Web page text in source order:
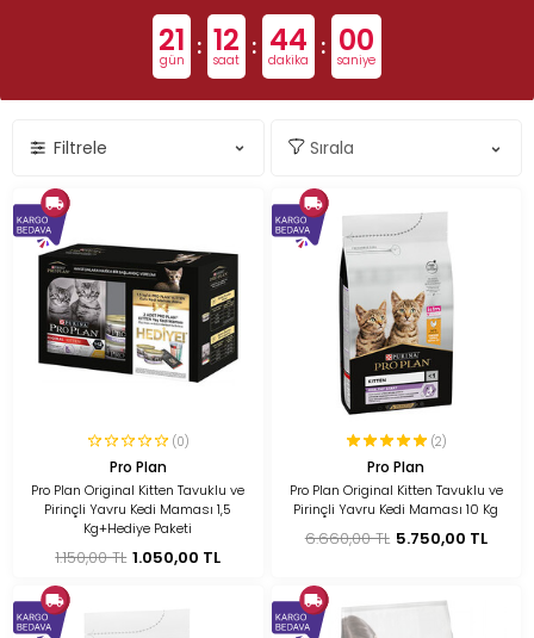
21
gün : 12
saat : 44
dakika : 00
saniye
Filtrele
(0)
Pro Plan
Pro Plan Original Kitten Tavuklu ve
Pirinçli Yavru Kedi Maması 1,5
Kg+Hediye Paketi
1.150,00 TL 1.050,00 TL
(2)
Pro Plan
Pro Plan Original Kitten Tavuklu ve
Pirinçli Yavru Kedi Maması 10 Kg
6.660,00 TL 5.750,00 TL